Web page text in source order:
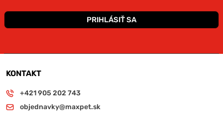
PRIHLÁSIŤ SA
KONTAKT
+421 905 202 743
objednavky@maxpet.sk